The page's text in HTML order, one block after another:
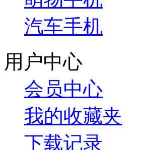
汽车手机
用户中心
会员中心
我的收藏夹
下载记录